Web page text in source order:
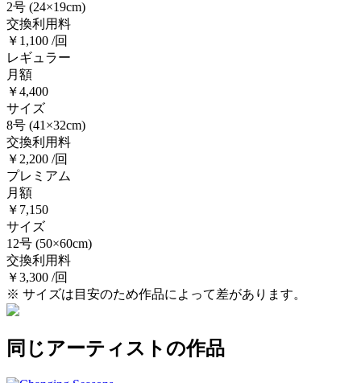
2号 (24×19cm)
交換利用料
￥1,100 /回
レギュラー
月額
￥4,400
サイズ
8号 (41×32cm)
交換利用料
￥2,200 /回
プレミアム
月額
￥7,150
サイズ
12号 (50×60cm)
交換利用料
￥3,300 /回
※ サイズは目安のため作品によって差があります。
同じアーティストの作品